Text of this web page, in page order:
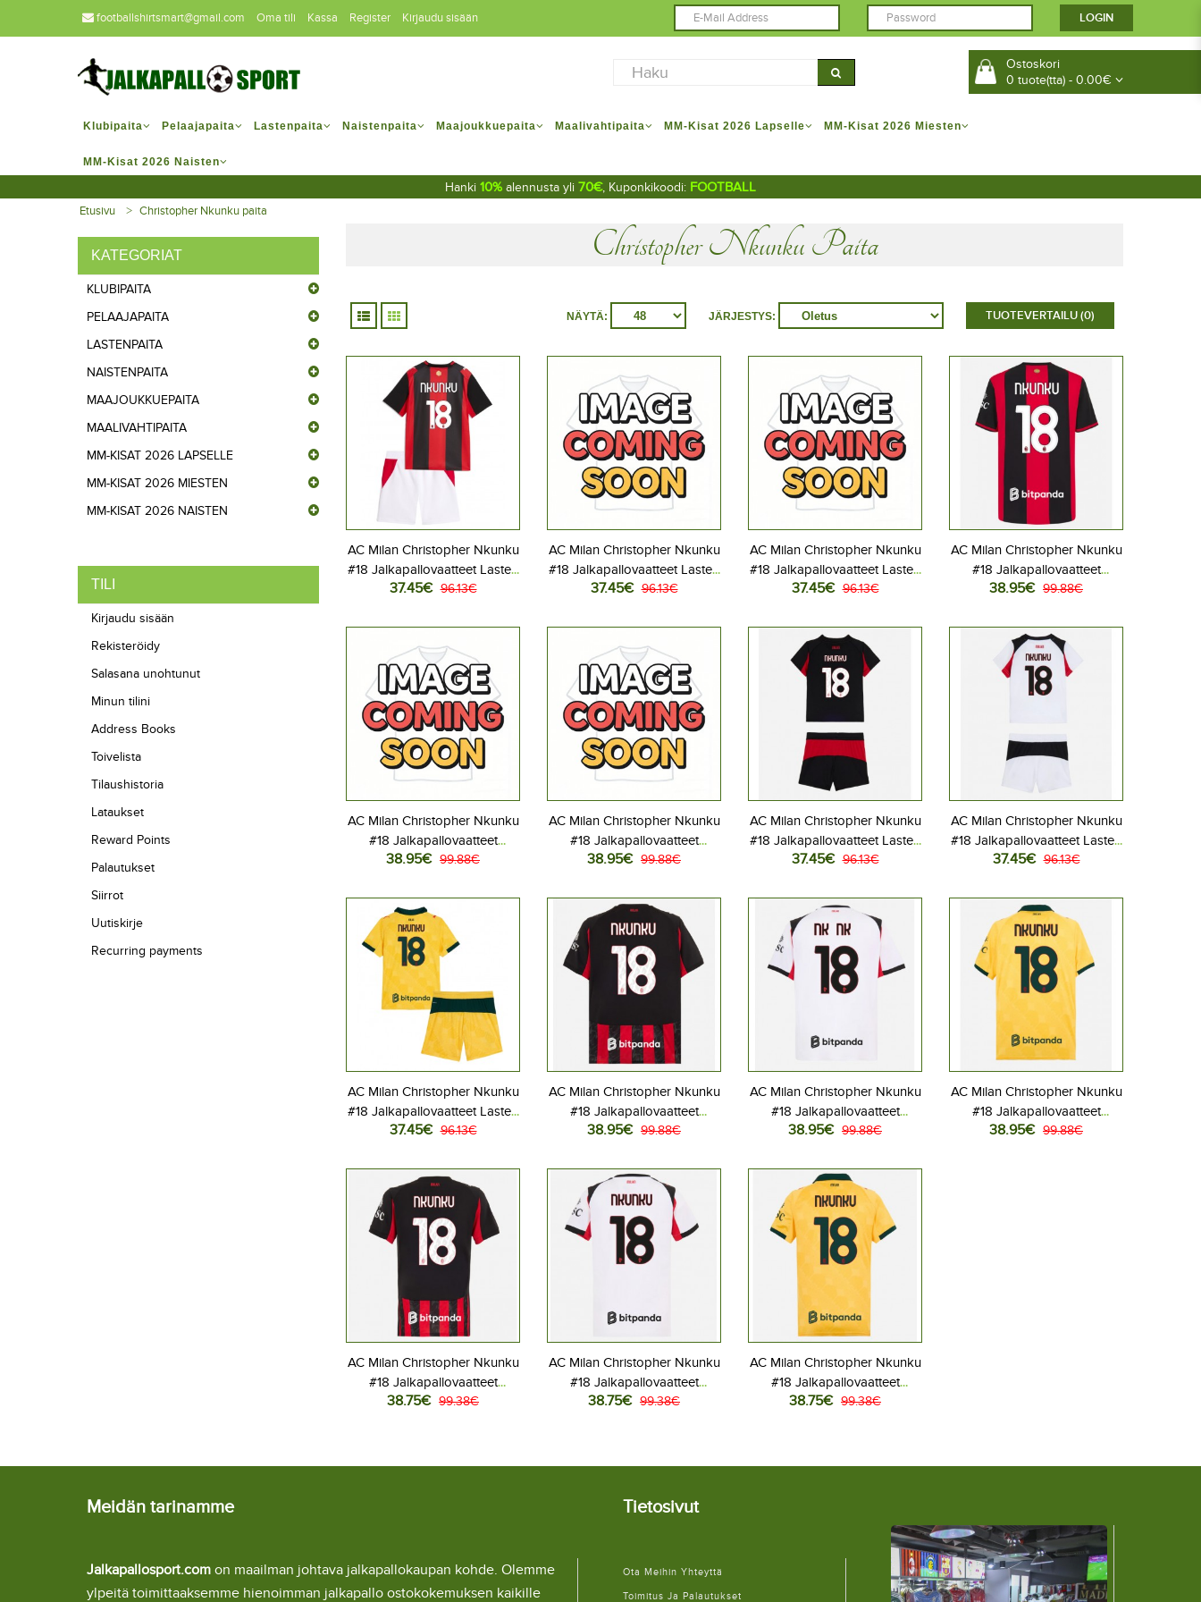
footballshirtsmart@gmail.com Oma tili Kassa Register Kirjaudu sisään
Ostoskori
0 tuote(tta) - 0.00€
Klubipaita Pelaajapaita Lastenpaita Naistenpaita Maajoukkuepaita Maalivahtipaita MM-Kisat 2026 Lapselle MM-Kisat 2026 Miesten
MM-Kisat 2026 Naisten
Hanki 10% alennusta yli 70€, Kuponkikoodi: FOOTBALL
Etusivu Christopher Nkunku paita
KATEGORIAT
KLUBIPAITA
PELAAJAPAITA
LASTENPAITA
NAISTENPAITA
MAAJOUKKUEPAITA
MAALIVAHTIPAITA
MM-KISAT 2026 LAPSELLE
MM-KISAT 2026 MIESTEN
MM-KISAT 2026 NAISTEN
TILI
Kirjaudu sisään
Rekisteröidy
Salasana unohtunut
Minun tilini
Address Books
Toivelista
Tilaushistoria
Lataukset
Reward Points
Palautukset
Siirrot
Uutiskirje
Recurring payments
Christopher Nkunku Paita
TUOTEVERTAILU (0)
JÄRJESTYS:
NÄYTÄ:
AC Milan Christopher Nkunku
#18 Jalkapallovaatteet Lasten
Kotipeliasu 2026-27
housut)
37.45€ 96.13€
AC Milan Christopher Nkunku
#18 Jalkapallovaatteet Lasten
Vieraspeliasu 2026-27
housut)
37.45€ 96.13€
AC Milan Christopher Nkunku
#18 Jalkapallovaatteet Lasten
Kolmas peliasu 2026-27
housut)
37.45€ 96.13€
AC Milan Christopher Nkunku
#18 Jalkapallovaatteet
Kotipaita 2026-27
38.95€ 99.88€
AC Milan Christopher Nkunku
#18 Jalkapallovaatteet
Vieraspaita 2026-27
38.95€ 99.88€
AC Milan Christopher Nkunku
#18 Jalkapallovaatteet
Kolmaspaita 2026-27
38.95€ 99.88€
AC Milan Christopher Nkunku
#18 Jalkapallovaatteet Lasten
Kotipeliasu 2025-26
housut)
37.45€ 96.13€
AC Milan Christopher Nkunku
#18 Jalkapallovaatteet Lasten
Vieraspeliasu 2025-26
housut)
37.45€ 96.13€
AC Milan Christopher Nkunku
#18 Jalkapallovaatteet Lasten
Kolmas peliasu 2025-26
housut)
37.45€ 96.13€
AC Milan Christopher Nkunku
#18 Jalkapallovaatteet
Kotipaita 2025-26
38.95€ 99.88€
AC Milan Christopher Nkunku
#18 Jalkapallovaatteet
Vieraspaita 2025-26
38.95€ 99.88€
AC Milan Christopher Nkunku
#18 Jalkapallovaatteet
Kolmaspaita 2025-26
38.95€ 99.88€
AC Milan Christopher Nkunku
#18 Jalkapallovaatteet
Naisten Kotipaita 2025-26
38.75€ 99.38€
AC Milan Christopher Nkunku
#18 Jalkapallovaatteet
Naisten Vieraspaita 2025-26
38.75€ 99.38€
AC Milan Christopher Nkunku
#18 Jalkapallovaatteet
Naisten Kolmaspaita 2025-26
38.75€ 99.38€
Meidän tarinamme
Jalkapallosport.com on maailman johtava jalkapallokaupan kohde. Olemme
ylpeitä toimittaaksemme hienoimman jalkapallo ostokokemuksen kaikille
Tietosivut
Ota Meihin Yhteyttä
Toimitus Ja Palautukset